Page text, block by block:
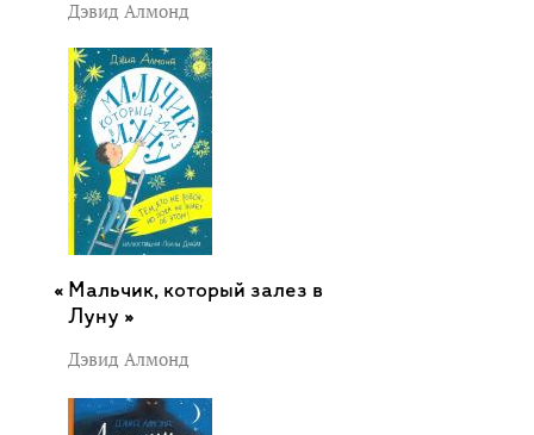
Дэвид Алмонд
Мальчик, который залез в
Луну »
Дэвид Алмонд